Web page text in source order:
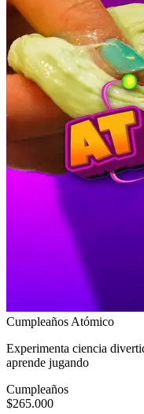
Cumpleaños Atómico
Experimenta ciencia
aprende jugando
Cumpleaños
$265.000